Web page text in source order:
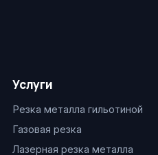
Услуги
Резка металла гильотиной
Газовая резка
Лазерная резка металла